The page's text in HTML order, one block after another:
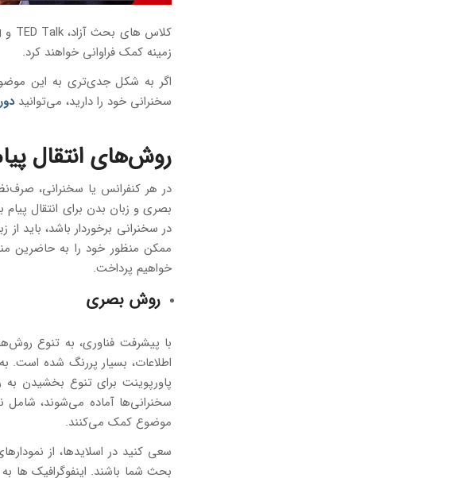
زمینه کمک فراوانی خواهند کرد.
اگر به شکل جدی‌تری به این
سخنرانی خود را دارید، می‌توانید
روش‌های انتقال
در هر کنفرانس یا سخنرانی،
بصری و زبان بدن برای انتقال
در سخنرانی برخوردار باشد، باید
ممکن منظور خود را به حاضرین
خواهیم پرداخت.
روش بصری
با پیشرفت فناوری، به تنوع روش‌ها
اطلاعات، بسیار پررنگ شده است.
پاورپوینت برای تنوع بخشیدن به
سخنرانی‌ها آماده می‌شوند، شامل
موضوع کمک می‌کنند.
سعی کنید در اسلایدها، از
بحث شما باشند. اینفوگرافیک ها